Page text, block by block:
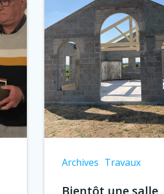
Archives Travaux
Bientôt une salle